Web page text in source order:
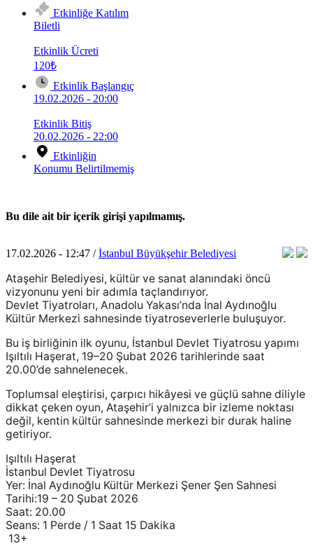
Etkinliğe Katılım
Biletli
Etkinlik Ücreti
120₺
Etkinlik Başlangıç
19.02.2026 - 20:00
Etkinlik Bitiş
20.02.2026 - 22:00
Etkinliğin
Konumu Belirtilmemiş
Bu dile ait bir içerik girişi yapılmamış.
17.02.2026 - 12:47 /İstanbul Büyükşehir Belediyesi
Ataşehir Belediyesi, kültür ve sanat alanındaki öncü
vizyonunu yeni bir adımla taçlandırıyor.
Devlet Tiyatroları, Anadolu Yakası’nda İnal Aydınoğlu
Kültür Merkezi sahnesinde tiyatroseverlerle buluşuyor.
Bu iş birliğinin ilk oyunu, İstanbul Devlet Tiyatrosu yapımı
Işıltılı Haşerat, 19–20 Şubat 2026 tarihlerinde saat
20.00’de sahnelenecek.
Toplumsal eleştirisi, çarpıcı hikâyesi ve güçlü sahne diliyle
dikkat çeken oyun, Ataşehir’i yalnızca bir izleme noktası
değil, kentin kültür sahnesinde merkezi bir durak haline
getiriyor.
Işıltılı Haşerat
İstanbul Devlet Tiyatrosu
Yer: İnal Aydınoğlu Kültür Merkezi Şener Şen Sahnesi
Tarihi:19 – 20 Şubat 2026
Saat: 20.00
Seans: 1 Perde / 1 Saat 15 Dakika
13+